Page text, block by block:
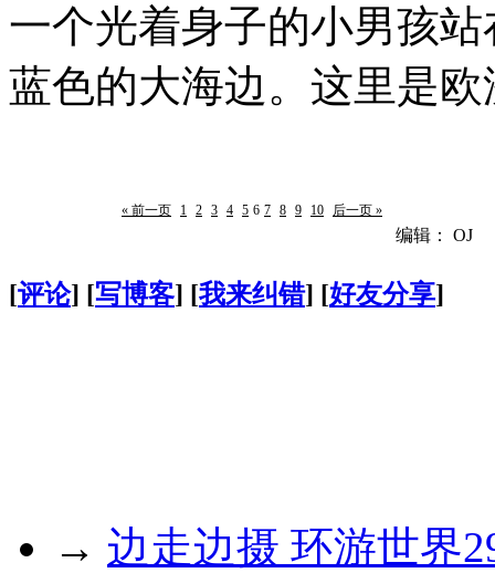
一个光着身子的小男孩
蓝色的大海边。这里是
« 前一页 1 2 3 4 5 6 7 8 9 10 后一页 »
编辑： OJ
[评论] [写博客] [我来纠错] [好友分享]
→ 边走边摄 环游世界